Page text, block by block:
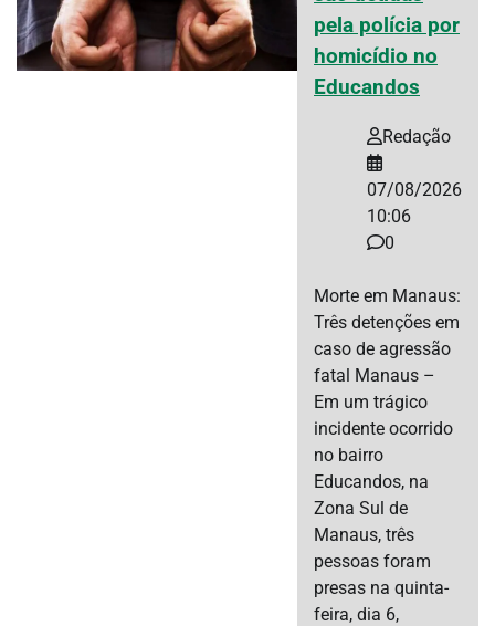
pela polícia por
homicídio no
Educandos
Redação
07/08/2026
10:06
0
Morte em Manaus:
Três detenções em
caso de agressão
fatal Manaus –
Em um trágico
incidente ocorrido
no bairro
Educandos, na
Zona Sul de
Manaus, três
pessoas foram
presas na quinta-
feira, dia 6,